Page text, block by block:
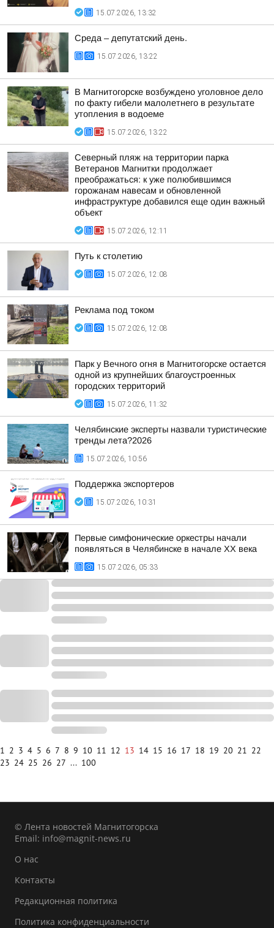
15.07.2026, 13:32
Среда – депутатский день.
15.07.2026, 13:22
В Магнитогорске возбуждено уголовное дело
по факту гибели малолетнего в результате
утопления в водоеме
15.07.2026, 13:22
Северный пляж на территории парка
Ветеранов Магнитки продолжает
преображаться: к уже полюбившимся
горожанам навесам и обновленной
инфраструктуре добавился еще один важный
объект
15.07.2026, 12:11
Путь к столетию
15.07.2026, 12:08
Реклама под током
15.07.2026, 12:08
Парк у Вечного огня в Магнитогорске остается
одной из крупнейших благоустроенных
городских территорий
15.07.2026, 11:32
Челябинские эксперты назвали туристические
тренды лета?2026
15.07.2026, 10:56
Поддержка экспортеров
15.07.2026, 10:31
Первые симфонические оркестры начали
появляться в Челябинске в начале XX века
15.07.2026, 05:33
1 2 3 4 5 6 7 8 9 10 11 12 13 14 15 16 17 18 19 20 21 22
23 24 25 26 27 ... 100
© Лента новостей Магнитогорска
Email: info@magnit-news.ru
О нас
Контакты
Редакционная политика
Политика конфиденциальности